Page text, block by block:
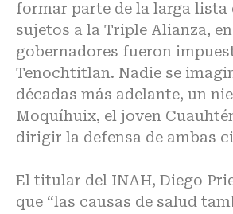
formar parte de la larga lista
sujetos a la Triple Alianza,
gobernadores fueron
Tenochtitlan. Nadie se
décadas más adelante, un
Moquíhuix, el joven
dirigir la defensa de ambas
El titular del INAH, Diego
que “las causas de salud